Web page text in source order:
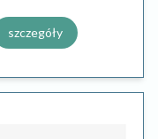
szczegóły